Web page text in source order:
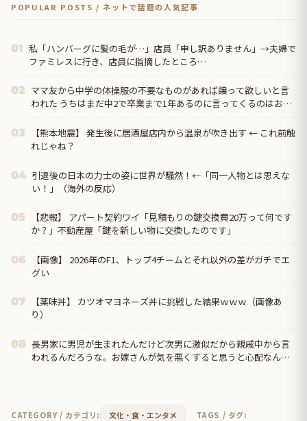
POPULAR POSTS / ネットで話題の人気記事
01 私「ハンバーグに髪の毛が…」店員「申し訳ありません」→夫婦で
ファミレスに行き、店員に指摘したところ…
02 ママ友から中学の体操服の不要なものがあれば譲って欲しいと言
われた うちはまだ中2で卒業まで1年あるのに言ってくるのはおか
03
【熊本地震】 発生後に居酒屋店内から温泉が吹き出す ← これ前触
れじゃね？
04 引退後の日本の力士の姿に世界が騒然！←「同一人物とは思えな
い！」（海外の反応）
05
【悲報】 アパート契約ワイ「見積もりの鍵交換費20万って何です
か？」不動産屋「鍵を新しい物に交換したのです」
06
【画像】 2026年のF1、トップ4チームとそれ以外の差がガチでエ
グい
07
【薬味丼】 カツオマヨネーズ丼に挑戦した結果ｗｗｗ（画像あ
り）
08 長男家に男児が生まれたんだけど次男に激似だから親戚中から言
われるんだろうな。お嫁さんが気を悪くすると思うと心配なんだ
CATEGORY / カテゴリ: 文化・食・エンタメ
TAGS / タグ: